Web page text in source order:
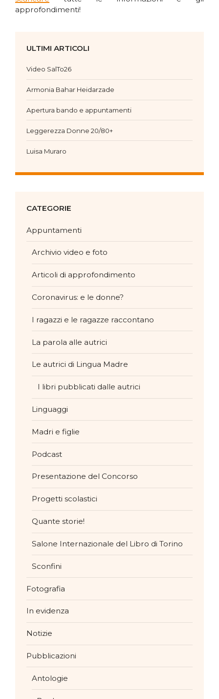
approfondimenti!
ULTIMI ARTICOLI
Video SalTo26
Armonia Bahar Heidarzade
Apertura bando e appuntamenti
Leggerezza Donne 20/80+
Luisa Muraro
CATEGORIE
Appuntamenti
Archivio video e foto
Articoli di approfondimento
Coronavirus: e le donne?
I ragazzi e le ragazze raccontano
La parola alle autrici
Le autrici di Lingua Madre
I libri pubblicati dalle autrici
Linguaggi
Madri e figlie
Podcast
Presentazione del Concorso
Progetti scolastici
Quante storie!
Salone Internazionale del Libro di Torino
Sconfini
Fotografia
In evidenza
Notizie
Pubblicazioni
Antologie